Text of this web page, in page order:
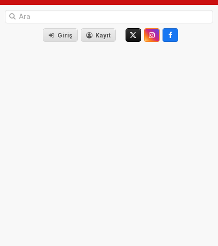
Giriş Kayıt